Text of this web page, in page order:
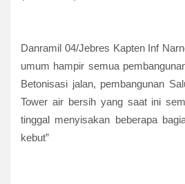
Danramil 04/Jebres Kapten Inf
umum hampir semua
Betonisasi jalan, pembangunan
Tower air bersih yang saat ini
tinggal menyisakan beberapa
kebut”